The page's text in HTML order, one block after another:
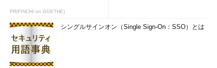
PR(FINCHI on GOETHE)
シングルサインオン（Single Sign-On：SSO）とは